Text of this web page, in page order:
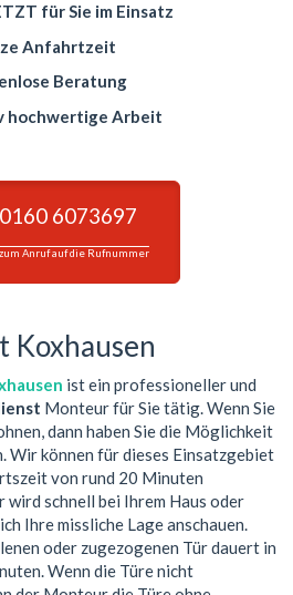
für Sie im Einsatz
Anfahrtzeit
Beratung
hochwertige Arbeit
0160 6073697
Anruf auf die Rufnummer
Koxhausen
ist ein professioneller und
Monteur für Sie tätig. Wenn Sie
dann haben Sie die Möglichkeit
Wir können für dieses Einsatzgebiet
von rund 20 Minuten
schnell bei Ihrem Haus oder
Ihre missliche Lage anschauen.
oder zugezogenen Tür dauert in
Wenn die Türe nicht